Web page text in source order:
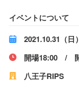
イベントについて
2021.10.31（日）
開場18:00 /
八王子RIPS